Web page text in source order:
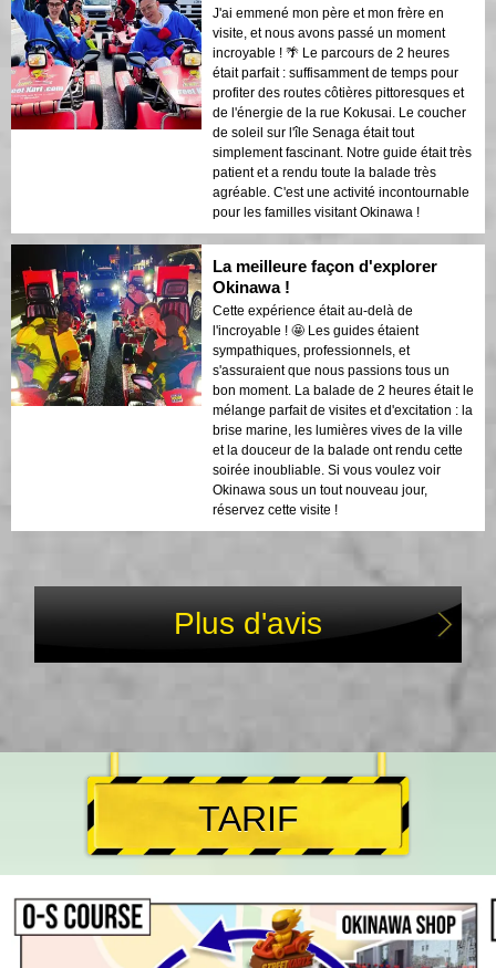
J'ai emmené mon père et mon frère en
visite, et nous avons passé un moment
incroyable ! 🌴 Le parcours de 2 heures
était parfait : suffisamment de temps pour
profiter des routes côtières pittoresques et
de l'énergie de la rue Kokusai. Le coucher
de soleil sur l'île Senaga était tout
simplement fascinant. Notre guide était très
patient et a rendu toute la balade très
agréable. C'est une activité incontournable
pour les familles visitant Okinawa !
La meilleure façon d'explorer
Okinawa !
Cette expérience était au-delà de
l'incroyable ! 🤩 Les guides étaient
sympathiques, professionnels, et
s'assuraient que nous passions tous un
bon moment. La balade de 2 heures était le
mélange parfait de visites et d'excitation : la
brise marine, les lumières vives de la ville
et la douceur de la balade ont rendu cette
soirée inoubliable. Si vous voulez voir
Okinawa sous un tout nouveau jour,
réservez cette visite !
Plus d'avis
TARIF